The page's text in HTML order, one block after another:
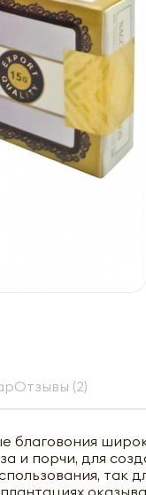
Отзывы (2)
и порчи, для
так